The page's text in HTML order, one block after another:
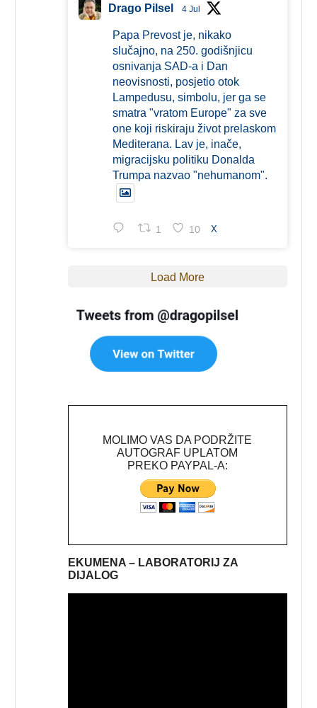
Drago Pilsel 4 Jul
Papa Prevost je, nikako
slučajno, na 250. godišnjicu
osnivanja SAD-a i Dan
neovisnosti, posjetio otok
Lampedusu, simbolu, jer ga se
smatra "vratom Europe" za sve
one koji riskiraju život prelaskom
Mediterana. Lav je, inače,
migracijsku politiku Donalda
Trumpa nazvao "nehumanom".
1 10 X
Load More
MOLIMO VAS DA PODRŽITE
AUTOGRAF UPLATOM
PREKO PAYPAL-A:
EKUMENA – LABORATORIJ ZA
DIJALOG